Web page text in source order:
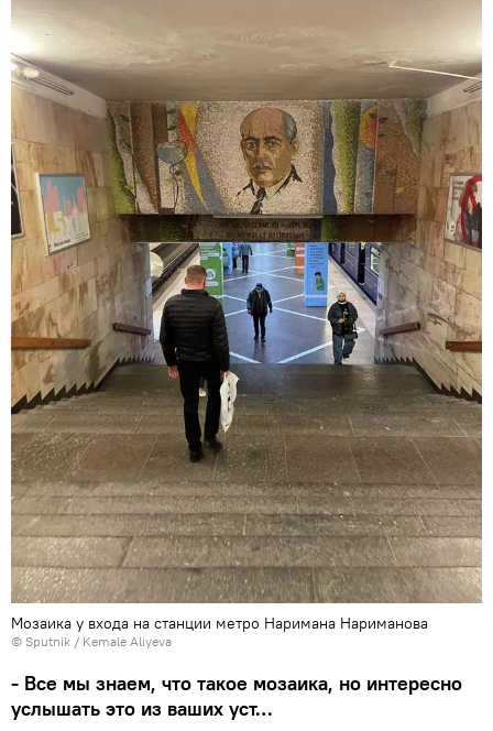
Мозаика у входа на станции метро Наримана Нариманова
© Sputnik / Kemale Aliyeva
- Все мы знаем, что такое мозаика, но интересно
услышать это из ваших уст…